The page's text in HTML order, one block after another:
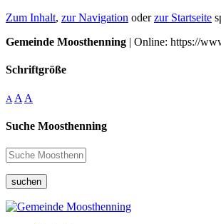
Zum Inhalt, zur Navigation oderzur Startseite
Gemeinde Moosthenning | Online: https://
Schriftgröße
A A A
Suche Moosthenning
suchen